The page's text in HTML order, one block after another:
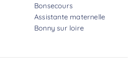
Bonsecours
Assistante maternelle
Bonny sur loire